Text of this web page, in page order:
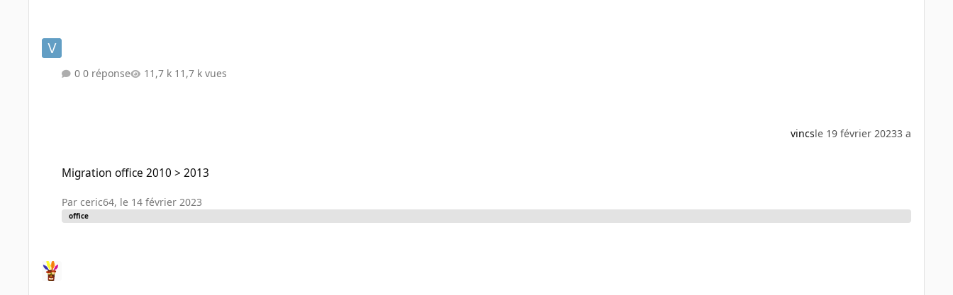
0 réponse 11,7 k vues
vincsle 19 février 20233 a
Migration office 2010 > 2013
Parceric64, le 14 février 2023
office